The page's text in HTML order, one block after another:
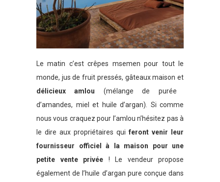
Le matin c’est crêpes msemen pour tout le
monde, jus de fruit pressés, gâteaux maison et
délicieux amlou (mélange de purée
d’amandes, miel et huile d’argan). Si comme
nous vous craquez pour l’amlou n’hésitez pas à
le dire aux propriétaires qui feront venir leur
fournisseur officiel à la maison pour une
petite vente privée ! Le vendeur propose
également de l’huile d’argan pure conçue dans